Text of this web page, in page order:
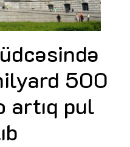
500
artıq pul